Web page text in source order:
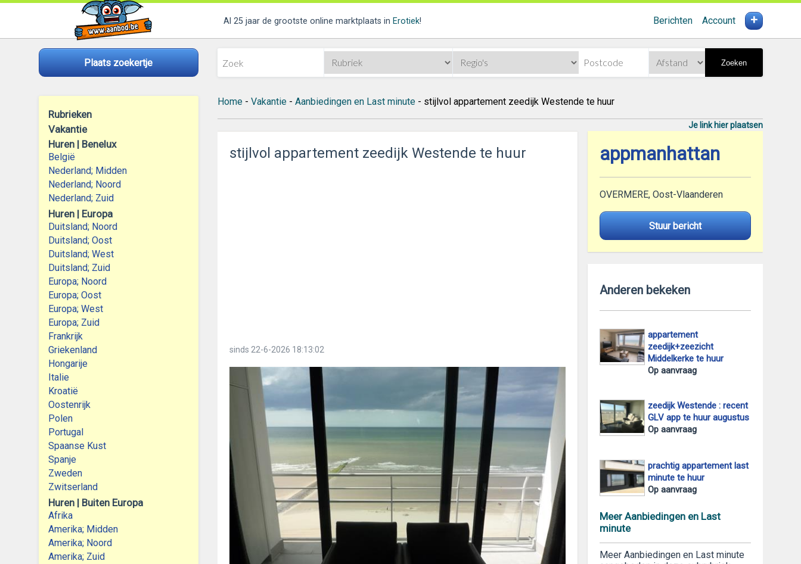
Al 25 jaar de grootste online marktplaats in Erotiek! Berichten Account +
Plaats zoekertje Zoeken
Rubrieken
Vakantie
Huren | Benelux
België
Nederland; Midden
Nederland; Noord
Nederland; Zuid
Huren | Europa
Duitsland; Noord
Duitsland; Oost
Duitsland; West
Duitsland; Zuid
Europa; Noord
Europa; Oost
Europa; West
Europa; Zuid
Frankrijk
Griekenland
Hongarije
Italie
Kroatië
Oostenrijk
Polen
Portugal
Spaanse Kust
Spanje
Zweden
Zwitserland
Huren | Buiten Europa
Afrika
Amerika; Midden
Amerika; Noord
Amerika; Zuid
Home- Vakantie- Aanbiedingen en Last minute- stijlvol appartement zeedijk Westende te huur
Je link hier plaatsen
stijlvol appartement zeedijk Westende te huur
sinds 22-6-2026 18:13:02
appmanhattan
OVERMERE, Oost-Vlaanderen
Stuur bericht
Anderen bekeken
appartement
zeedijk+zeezicht
Middelkerke te huur
Op aanvraag
zeedijk Westende : recent
GLV app te huur augustus
Op aanvraag
prachtig appartement last
minute te huur
Op aanvraag
Meer Aanbiedingen en Last
minute
Meer Aanbiedingen en Last minute